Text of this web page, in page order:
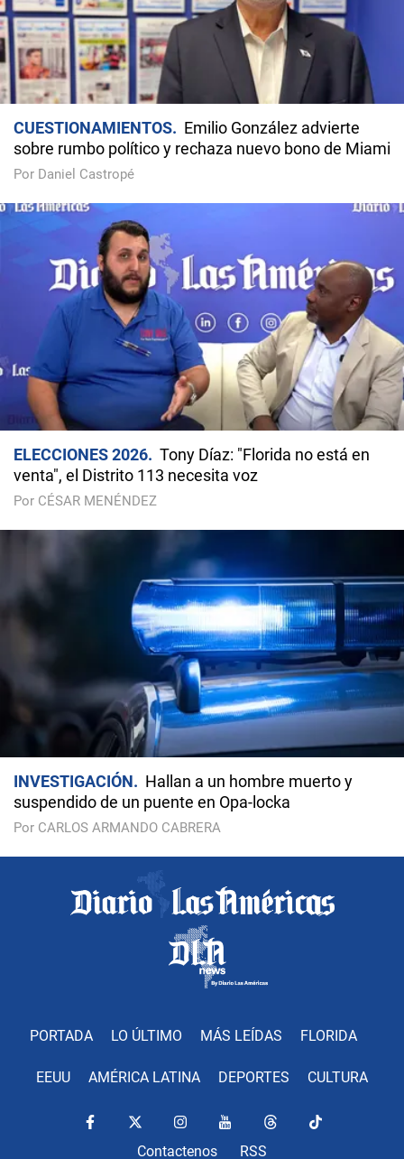
CUESTIONAMIENTOS
Emilio González advierte
sobre rumbo político y rechaza nuevo bono de Miami
Por Daniel Castropé
ELECCIONES 2026
Tony Díaz: "Florida no está en
venta", el Distrito 113 necesita voz
Por CÉSAR MENÉNDEZ
INVESTIGACIÓN
Hallan a un hombre muerto y
suspendido de un puente en Opa-locka
Por CARLOS ARMANDO CABRERA
PORTADA LO ÚLTIMO MÁS LEÍDAS FLORIDA
EEUU AMÉRICA LATINA DEPORTES CULTURA
Contactenos RSS